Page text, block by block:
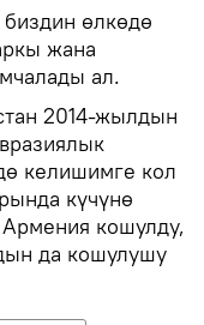
өлкөдө
жана
ал.
2014-жылдын
келишимге кол
күчүнө
кошулду,
да кошулушу